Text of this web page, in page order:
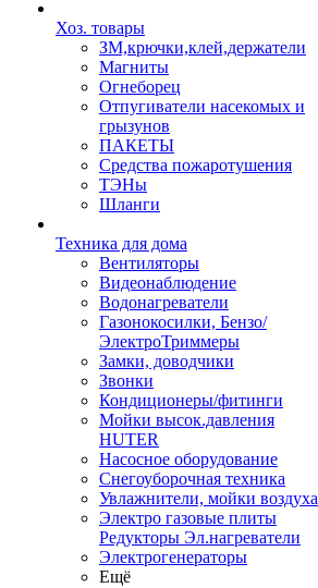
Хоз. товары
ЗМ,крючки,клей,держатели
Магниты
Огнеборец
Отпугиватели насекомых и
грызунов
ПАКЕТЫ
Средства пожаротушения
ТЭНы
Шланги
Техника для дома
Вентиляторы
Видеонаблюдение
Водонагреватели
Газонокосилки, Бензо/
ЭлектроТриммеры
Замки, доводчики
Звонки
Кондиционеры/фитинги
Мойки высок.давления
HUTER
Насосное оборудование
Снегоуборочная техника
Увлажнители, мойки воздуха
Электро газовые плиты
Редукторы Эл.нагреватели
Электрогенераторы
Ещё